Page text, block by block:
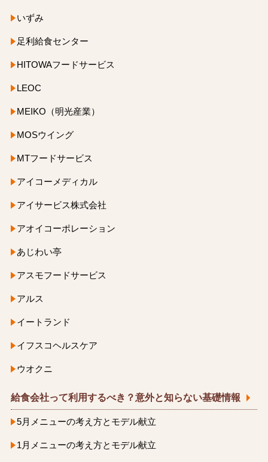
いずみ
足利給食センター
HITOWAフードサービス
LEOC
MEIKO（明光産業）
MOSウイング
MTフードサービス
アイコーメディカル
アイサービス株式会社
アオイコーポレーション
あじわい亭
アスモフードサービス
アルス
イートランド
イフスコヘルスケア
ウオクニ
給食会社って利用するべき？意外と知らない基礎情報
5月メニューの考え方とモデル献立
1月メニューの考え方とモデル献立